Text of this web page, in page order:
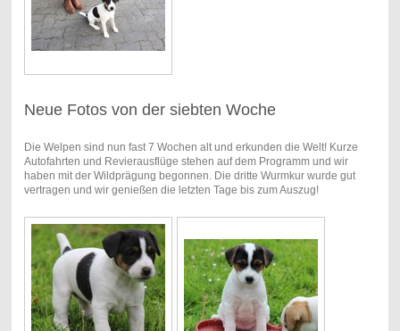
Neue Fotos von der siebten Woche
Die Welpen sind nun fast 7 Wochen alt und erkunden die Welt! Kurze
Autofahrten und Revierausflüge stehen auf dem Programm und wir
haben mit der Wildprägung begonnen. Die dritte Wurmkur wurde gut
vertragen und wir genießen die letzten Tage bis zum Auszug!